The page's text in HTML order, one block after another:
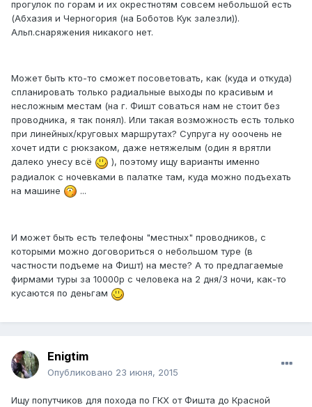
прогулок по горам и их окрестнотям совсем небольшой есть
(Абхазия и Черногория (на Боботов Кук залезли)).
Альп.снаряжения никакого нет.
Может быть кто-то сможет посоветовать, как (куда и откуда)
спланировать только радиальные выходы по красивым и
несложным местам (на г. Фишт соваться нам не стоит без
проводника, я так понял). Или такая возможность есть только
при линейных/круговых маршрутах? Супруга ну ооочень не
хочет идти с рюкзаком, даже нетяжелым (один я врятли
далеко унесу всё
), поэтому ищу варианты именно
радиалок с ночевками в палатке там, куда можно подъехать
на машине
...
И может быть есть телефоны "местных" проводников, с
которыми можно договориться о небольшом туре (в
частности подъеме на Фишт) на месте? А то предлагаемые
фирмами туры за 10000р с человека на 2 дня/3 ночи, как-то
кусаются по деньгам
Enigtim
Опубликовано 23 июня, 2015
Ищу попутчиков для похода по ГКХ от Фишта до Красной